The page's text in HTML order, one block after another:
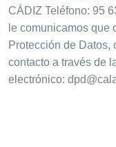
CÁDIZ Teléfono: 95
le comunicamos que
Protección de Datos,
contacto a través de
electrónico: